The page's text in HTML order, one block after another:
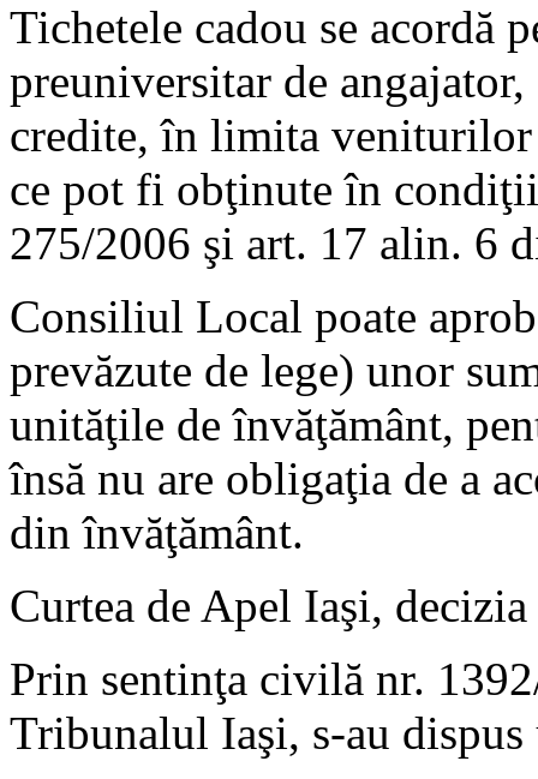
Tichetele cadou se acordă
preuniversitar de
credite, în limita
ce pot fi obţinute în
275/2006 şi art. 17 alin. 6
Consiliul Local poate
prevăzute de lege) unor
unităţile de învăţământ,
însă nu are obligaţia de a
din învăţământ.
Curtea de Apel Iaşi,
Prin sentinţa civilă nr.
Tribunalul Iaşi, s-au dispus